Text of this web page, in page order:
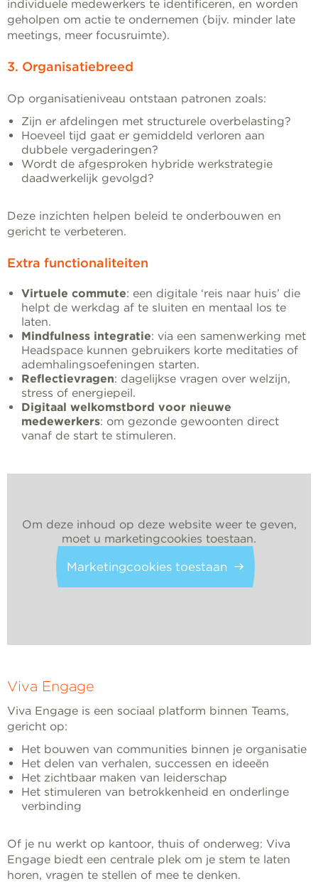
individuele medewerkers te identificeren, en worden
geholpen om actie te ondernemen (bijv. minder late
meetings, meer focusruimte).
3. Organisatiebreed
Op organisatieniveau ontstaan patronen zoals:
Zijn er afdelingen met structurele overbelasting?
Hoeveel tijd gaat er gemiddeld verloren aan
dubbele vergaderingen?
Wordt de afgesproken hybride werkstrategie
daadwerkelijk gevolgd?
Deze inzichten helpen beleid te onderbouwen en
gericht te verbeteren.
Extra functionaliteiten
Virtuele commute: een digitale ‘reis naar huis’ die
helpt de werkdag af te sluiten en mentaal los te
laten.
Mindfulness integratie: via een samenwerking met
Headspace kunnen gebruikers korte meditaties of
ademhalingsoefeningen starten.
Reflectievragen: dagelijkse vragen over welzijn,
stress of energiepeil.
Digitaal welkomstbord voor nieuwe
medewerkers: om gezonde gewoonten direct
vanaf de start te stimuleren.
Om deze inhoud op deze website weer te geven,
moet u marketingcookies toestaan.
Marketingcookies toestaan
Viva Engage
Viva Engage is een sociaal platform binnen Teams,
gericht op:
Het bouwen van communities binnen je organisatie
Het delen van verhalen, successen en ideeën
Het zichtbaar maken van leiderschap
Het stimuleren van betrokkenheid en onderlinge
verbinding
Of je nu werkt op kantoor, thuis of onderweg: Viva
Engage biedt een centrale plek om je stem te laten
horen, vragen te stellen of mee te denken.